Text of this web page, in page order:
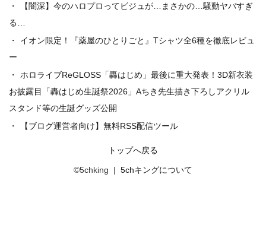
【闇深】今のハロプロってビジュが…まさかの…騒動ヤバすぎ
る…
イオン限定！『薬屋のひとりごと』Tシャツ全6種を徹底レビュ
ー
ホロライブReGLOSS「轟はじめ」最後に重大発表！3D新衣装
お披露目「轟はじめ生誕祭2026」Aちき先生描き下ろしアクリル
スタンド等の生誕グッズ公開
【ブログ運営者向け】無料RSS配信ツール
トップへ戻る
©5chking | 5chキングについて